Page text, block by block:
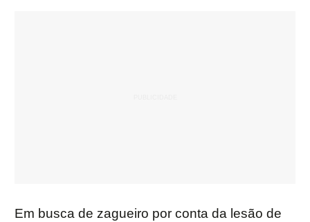
Em busca de zagueiro por conta da lesão de